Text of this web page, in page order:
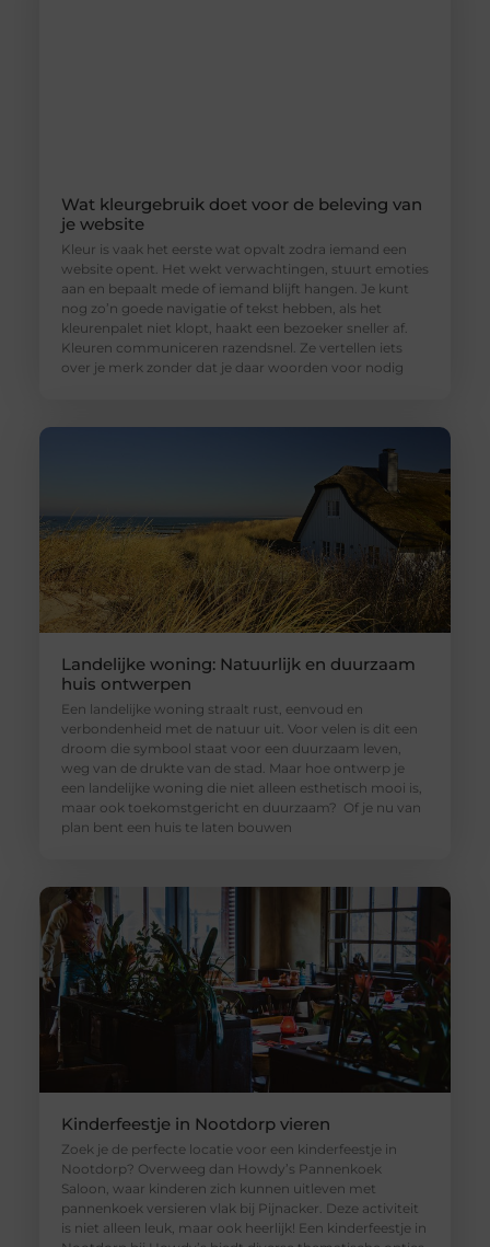
Wat kleurgebruik doet voor de beleving van
je website
Kleur is vaak het eerste wat opvalt zodra iemand een
website opent. Het wekt verwachtingen, stuurt emoties
aan en bepaalt mede of iemand blijft hangen. Je kunt
nog zo’n goede navigatie of tekst hebben, als het
kleurenpalet niet klopt, haakt een bezoeker sneller af.
Kleuren communiceren razendsnel. Ze vertellen iets
over je merk zonder dat je daar woorden voor nodig
Landelijke woning: Natuurlijk en duurzaam
huis ontwerpen
Een landelijke woning straalt rust, eenvoud en
verbondenheid met de natuur uit. Voor velen is dit een
droom die symbool staat voor een duurzaam leven,
weg van de drukte van de stad. Maar hoe ontwerp je
een landelijke woning die niet alleen esthetisch mooi is,
maar ook toekomstgericht en duurzaam? Of je nu van
plan bent een huis te laten bouwen
Kinderfeestje in Nootdorp vieren
Zoek je de perfecte locatie voor een kinderfeestje in
Nootdorp? Overweeg dan Howdy’s Pannenkoek
Saloon, waar kinderen zich kunnen uitleven met
pannenkoek versieren vlak bij Pijnacker. Deze activiteit
is niet alleen leuk, maar ook heerlijk! Een kinderfeestje in